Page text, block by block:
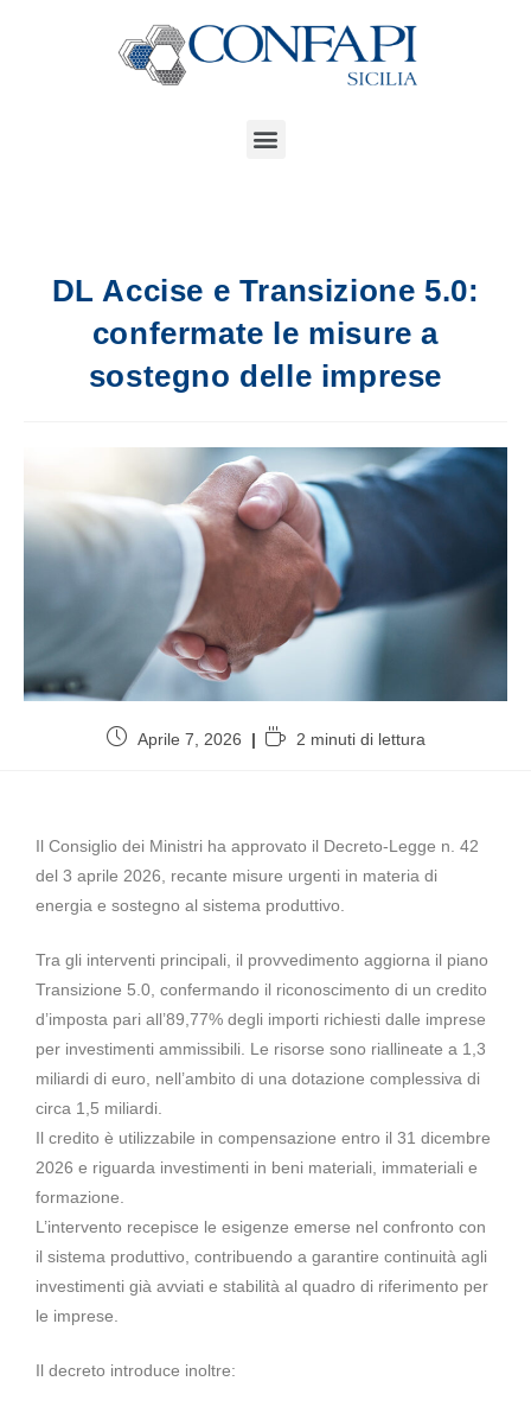
DL Accise e Transizione 5.0:
confermate le misure a
sostegno delle imprese
Aprile 7, 2026 2 minuti di lettura
Il Consiglio dei Ministri ha approvato il Decreto-Legge n. 42
del 3 aprile 2026, recante misure urgenti in materia di
energia e sostegno al sistema produttivo.
Tra gli interventi principali, il provvedimento aggiorna il piano
Transizione 5.0, confermando il riconoscimento di un credito
d’imposta pari all’89,77% degli importi richiesti dalle imprese
per investimenti ammissibili. Le risorse sono riallineate a 1,3
miliardi di euro, nell’ambito di una dotazione complessiva di
circa 1,5 miliardi.
Il credito è utilizzabile in compensazione entro il 31 dicembre
2026 e riguarda investimenti in beni materiali, immateriali e
formazione.
L’intervento recepisce le esigenze emerse nel confronto con
il sistema produttivo, contribuendo a garantire continuità agli
investimenti già avviati e stabilità al quadro di riferimento per
le imprese.
Il decreto introduce inoltre: